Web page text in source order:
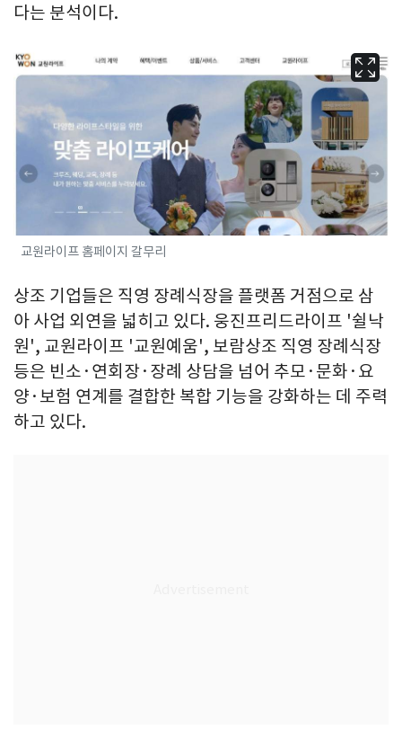
다는 분석이다.
교원라이프 홈페이지 갈무리
상조 기업들은 직영 장례식장을 플랫폼 거점으로 삼
아 사업 외연을 넓히고 있다. 웅진프리드라이프 '쉴낙
원', 교원라이프 '교원예움', 보람상조 직영 장례식장
등은 빈소·연회장·장례 상담을 넘어 추모·문화·요
양·보험 연계를 결합한 복합 기능을 강화하는 데 주력
하고 있다.